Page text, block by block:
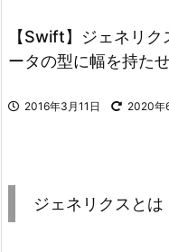
【Swift】ジェネリ
ータの型に幅を持た
2016年3月11日 2020年
ジェネリクスとは